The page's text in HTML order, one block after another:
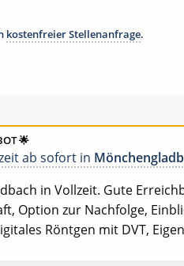
kostenfreier Stellenanfrage.
🌟
ab sofort in
in Vollzeit. Gute
Option zur Nachfolge,
Röntgen mit DVT,